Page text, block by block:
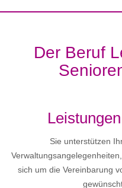
Der Beruf
Sie unterstützen
sich um die Vereinbarung